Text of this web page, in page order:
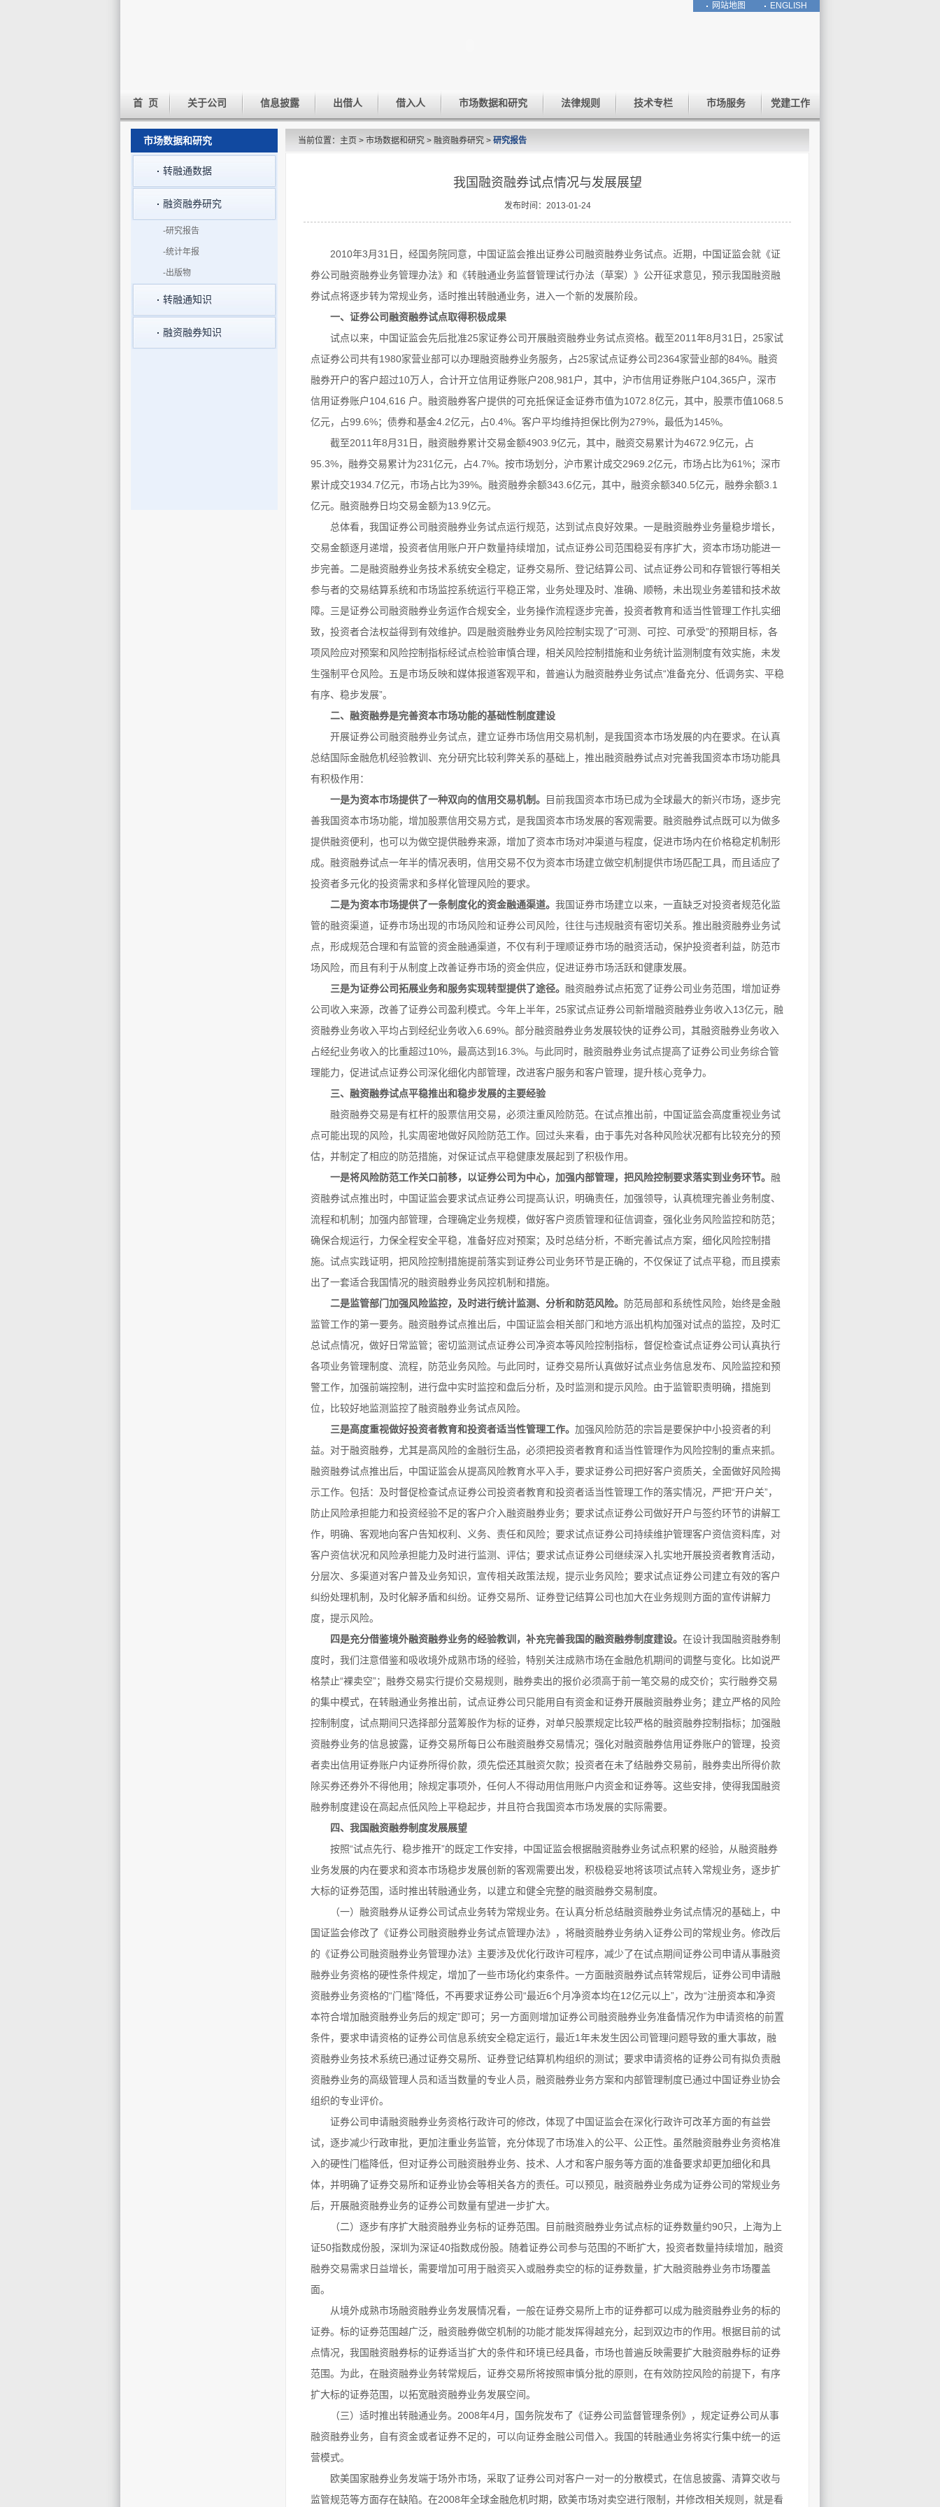
网站地图 ENGLISH
首 页 关于公司 信息披露 出借人 借入人 市场数据和研究 法律规则 技术专栏 市场服务 党建工作
市场数据和研究
转融通数据
融资融券研究
-研究报告
-统计年报
-出版物
转融通知识
融资融券知识
当前位置： 主页 > 市场数据和研究 > 融资融券研究 > 研究报告
我国融资融券试点情况与发展展望
发布时间：2013-01-24
2010年3月31日，经国务院同意，中国证监会推出证券公司融资融券业务试点。近期，中国证监会就《证
券公司融资融券业务管理办法》和《转融通业务监督管理试行办法（草案）》公开征求意见，预示我国融资融
券试点将逐步转为常规业务，适时推出转融通业务，进入一个新的发展阶段。
一、证券公司融资融券试点取得积极成果
试点以来，中国证监会先后批准25家证券公司开展融资融券业务试点资格。截至2011年8月31日，25家试
点证券公司共有1980家营业部可以办理融资融券业务服务，占25家试点证券公司2364家营业部的84%。融资
融券开户的客户超过10万人，合计开立信用证券账户208,981户，其中，沪市信用证券账户104,365户，深市
信用证券账户104,616 户。融资融券客户提供的可充抵保证金证券市值为1072.8亿元，其中，股票市值1068.5
亿元，占99.6%；债券和基金4.2亿元，占0.4%。客户平均维持担保比例为279%，最低为145%。
截至2011年8月31日，融资融券累计交易金额4903.9亿元，其中，融资交易累计为4672.9亿元，占
95.3%，融券交易累计为231亿元，占4.7%。按市场划分，沪市累计成交2969.2亿元，市场占比为61%；深市
累计成交1934.7亿元，市场占比为39%。融资融券余额343.6亿元，其中，融资余额340.5亿元，融券余额3.1
亿元。融资融券日均交易金额为13.9亿元。
总体看，我国证券公司融资融券业务试点运行规范，达到试点良好效果。一是融资融券业务量稳步增长，
交易金额逐月递增，投资者信用账户开户数量持续增加，试点证券公司范围稳妥有序扩大，资本市场功能进一
步完善。二是融资融券业务技术系统安全稳定，证券交易所、登记结算公司、试点证券公司和存管银行等相关
参与者的交易结算系统和市场监控系统运行平稳正常，业务处理及时、准确、顺畅，未出现业务差错和技术故
障。三是证券公司融资融券业务运作合规安全，业务操作流程逐步完善，投资者教育和适当性管理工作扎实细
致，投资者合法权益得到有效维护。四是融资融券业务风险控制实现了“可测、可控、可承受”的预期目标，各
项风险应对预案和风险控制指标经试点检验审慎合理，相关风险控制措施和业务统计监测制度有效实施，未发
生强制平仓风险。五是市场反映和媒体报道客观平和，普遍认为融资融券业务试点“准备充分、低调务实、平稳
有序、稳步发展”。
二、融资融券是完善资本市场功能的基础性制度建设
开展证券公司融资融券业务试点，建立证券市场信用交易机制，是我国资本市场发展的内在要求。在认真
总结国际金融危机经验教训、充分研究比较利弊关系的基础上，推出融资融券试点对完善我国资本市场功能具
有积极作用：
一是为资本市场提供了一种双向的信用交易机制。
目前我国资本市场已成为全球最大的新兴市场，逐步完
善我国资本市场功能，增加股票信用交易方式，是我国资本市场发展的客观需要。融资融券试点既可以为做多
提供融资便利，也可以为做空提供融券来源，增加了资本市场对冲渠道与程度，促进市场内在价格稳定机制形
成。融资融券试点一年半的情况表明，信用交易不仅为资本市场建立做空机制提供市场匹配工具，而且适应了
投资者多元化的投资需求和多样化管理风险的要求。
二是为资本市场提供了一条制度化的资金融通渠道。 我国证券市场建立以来，一直缺乏对投资者规范化监
管的融资渠道，证券市场出现的市场风险和证券公司风险，往往与违规融资有密切关系。推出融资融券业务试
点，形成规范合理和有监管的资金融通渠道，不仅有利于理顺证券市场的融资活动，保护投资者利益，防范市
场风险，而且有利于从制度上改善证券市场的资金供应，促进证券市场活跃和健康发展。
三是为证券公司拓展业务和服务实现转型提供了途径。 融资融券试点拓宽了证券公司业务范围，增加证券
公司收入来源，改善了证券公司盈利模式。今年上半年，25家试点证券公司新增融资融券业务收入13亿元，融
资融券业务收入平均占到经纪业务收入6.69%。部分融资融券业务发展较快的证券公司，其融资融券业务收入
占经纪业务收入的比重超过10%，最高达到16.3%。与此同时，融资融券业务试点提高了证券公司业务综合管
理能力，促进试点证券公司深化细化内部管理，改进客户服务和客户管理，提升核心竞争力。
三、融资融券试点平稳推出和稳步发展的主要经验
融资融券交易是有杠杆的股票信用交易，必须注重风险防范。在试点推出前，中国证监会高度重视业务试
点可能出现的风险，扎实周密地做好风险防范工作。回过头来看，由于事先对各种风险状况都有比较充分的预
估，并制定了相应的防范措施，对保证试点平稳健康发展起到了积极作用。
一是将风险防范工作关口前移，以证券公司为中心，加强内部管理，把风险控制要求落实到业务环节。 融
资融券试点推出时，中国证监会要求试点证券公司提高认识，明确责任，加强领导，认真梳理完善业务制度、
流程和机制；加强内部管理，合理确定业务规模，做好客户资质管理和征信调查，强化业务风险监控和防范；
确保合规运行，力保全程安全平稳，准备好应对预案；及时总结分析，不断完善试点方案，细化风险控制措
施。试点实践证明，把风险控制措施提前落实到证券公司业务环节是正确的，不仅保证了试点平稳，而且摸索
出了一套适合我国情况的融资融券业务风控机制和措施。
二是监管部门加强风险监控，及时进行统计监测、分析和防范风险。
防范局部和系统性风险，始终是金融
监管工作的第一要务。融资融券试点推出后，中国证监会相关部门和地方派出机构加强对试点的监控，及时汇
总试点情况，做好日常监管；密切监测试点证券公司净资本等风险控制指标，督促检查试点证券公司认真执行
各项业务管理制度、流程，防范业务风险。与此同时，证券交易所认真做好试点业务信息发布、风险监控和预
警工作，加强前端控制，进行盘中实时监控和盘后分析，及时监测和提示风险。由于监管职责明确，措施到
位，比较好地监测监控了融资融券业务试点风险。
三是高度重视做好投资者教育和投资者适当性管理工作。 加强风险防范的宗旨是要保护中小投资者的利
益。对于融资融券，尤其是高风险的金融衍生品，必须把投资者教育和适当性管理作为风险控制的重点来抓。
融资融券试点推出后，中国证监会从提高风险教育水平入手，要求证券公司把好客户资质关，全面做好风险揭
示工作。包括：及时督促检查试点证券公司投资者教育和投资者适当性管理工作的落实情况，严把“开户关”，
防止风险承担能力和投资经验不足的客户介入融资融券业务；要求试点证券公司做好开户与签约环节的讲解工
作，明确、客观地向客户告知权利、义务、责任和风险；要求试点证券公司持续维护管理客户资信资料库，对
客户资信状况和风险承担能力及时进行监测、评估；要求试点证券公司继续深入扎实地开展投资者教育活动，
分层次、多渠道对客户普及业务知识，宣传相关政策法规，提示业务风险；要求试点证券公司建立有效的客户
纠纷处理机制，及时化解矛盾和纠纷。证券交易所、证券登记结算公司也加大在业务规则方面的宣传讲解力
度，提示风险。
四是充分借鉴境外融资融券业务的经验教训，补充完善我国的融资融券制度建设。 在设计我国融资融券制
度时，我们注意借鉴和吸收境外成熟市场的经验，特别关注成熟市场在金融危机期间的调整与变化。比如说严
格禁止“裸卖空”；融券交易实行提价交易规则，融券卖出的报价必须高于前一笔交易的成交价；实行融券交易
的集中模式，在转融通业务推出前，试点证券公司只能用自有资金和证券开展融资融券业务；建立严格的风险
控制制度，试点期间只选择部分蓝筹股作为标的证券，对单只股票规定比较严格的融资融券控制指标；加强融
资融券业务的信息披露，证券交易所每日公布融资融券交易情况；强化对融资融券信用证券账户的管理，投资
者卖出信用证券账户内证券所得价款，须先偿还其融资欠款；投资者在未了结融券交易前，融券卖出所得价款
除买券还券外不得他用；除规定事项外，任何人不得动用信用账户内资金和证券等。这些安排，使得我国融资
融券制度建设在高起点低风险上平稳起步，并且符合我国资本市场发展的实际需要。
四、我国融资融券制度发展展望
按照“试点先行、稳步推开”的既定工作安排，中国证监会根据融资融券业务试点积累的经验，从融资融券
业务发展的内在要求和资本市场稳步发展创新的客观需要出发，积极稳妥地将该项试点转入常规业务，逐步扩
大标的证券范围，适时推出转融通业务，以建立和健全完整的融资融券交易制度。
（一）融资融券从证券公司试点业务转为常规业务。在认真分析总结融资融券业务试点情况的基础上，中
国证监会修改了《证券公司融资融券业务试点管理办法》，将融资融券业务纳入证券公司的常规业务。修改后
的《证券公司融资融券业务管理办法》主要涉及优化行政许可程序，减少了在试点期间证券公司申请从事融资
融券业务资格的硬性条件规定，增加了一些市场化约束条件。一方面融资融券试点转常规后，证券公司申请融
资融券业务资格的“门槛”降低，不再要求证券公司“最近6个月净资本均在12亿元以上”，改为“注册资本和净资
本符合增加融资融券业务后的规定”即可；另一方面则增加证券公司融资融券业务准备情况作为申请资格的前置
条件，要求申请资格的证券公司信息系统安全稳定运行，最近1年未发生因公司管理问题导致的重大事故，融
资融券业务技术系统已通过证券交易所、证券登记结算机构组织的测试；要求申请资格的证券公司有拟负责融
资融券业务的高级管理人员和适当数量的专业人员，融资融券业务方案和内部管理制度已通过中国证券业协会
组织的专业评价。
证券公司申请融资融券业务资格行政许可的修改，体现了中国证监会在深化行政许可改革方面的有益尝
试，逐步减少行政审批，更加注重业务监管，充分体现了市场准入的公平、公正性。虽然融资融券业务资格准
入的硬性门槛降低，但对证券公司融资融券业务、技术、人才和客户服务等方面的准备要求却更加细化和具
体，并明确了证券交易所和证券业协会等相关各方的责任。可以预见，融资融券业务成为证券公司的常规业务
后，开展融资融券业务的证券公司数量有望进一步扩大。
（二）逐步有序扩大融资融券业务标的证券范围。目前融资融券业务试点标的证券数量约90只，上海为上
证50指数成份股，深圳为深证40指数成份股。随着证券公司参与范围的不断扩大，投资者数量持续增加，融资
融券交易需求日益增长，需要增加可用于融资买入或融券卖空的标的证券数量，扩大融资融券业务市场覆盖
面。
从境外成熟市场融资融券业务发展情况看，一般在证券交易所上市的证券都可以成为融资融券业务的标的
证券。标的证券范围越广泛，融资融券做空机制的功能才能发挥得越充分，起到双边市的作用。根据目前的试
点情况，我国融资融券标的证券适当扩大的条件和环境已经具备，市场也普遍反映需要扩大融资融券标的证券
范围。为此，在融资融券业务转常规后，证券交易所将按照审慎分批的原则，在有效防控风险的前提下，有序
扩大标的证券范围，以拓宽融资融券业务发展空间。
（三）适时推出转融通业务。2008年4月，国务院发布了《证券公司监督管理条例》，规定证券公司从事
融资融券业务，自有资金或者证券不足的，可以向证券金融公司借入。我国的转融通业务将实行集中统一的运
营模式。
欧美国家融券业务发端于场外市场，采取了证券公司对客户一对一的分散模式，在信息披露、清算交收与
监管规范等方面存在缺陷。在2008年全球金融危机时期，欧美市场对卖空进行限制，并修改相关规则，就是看